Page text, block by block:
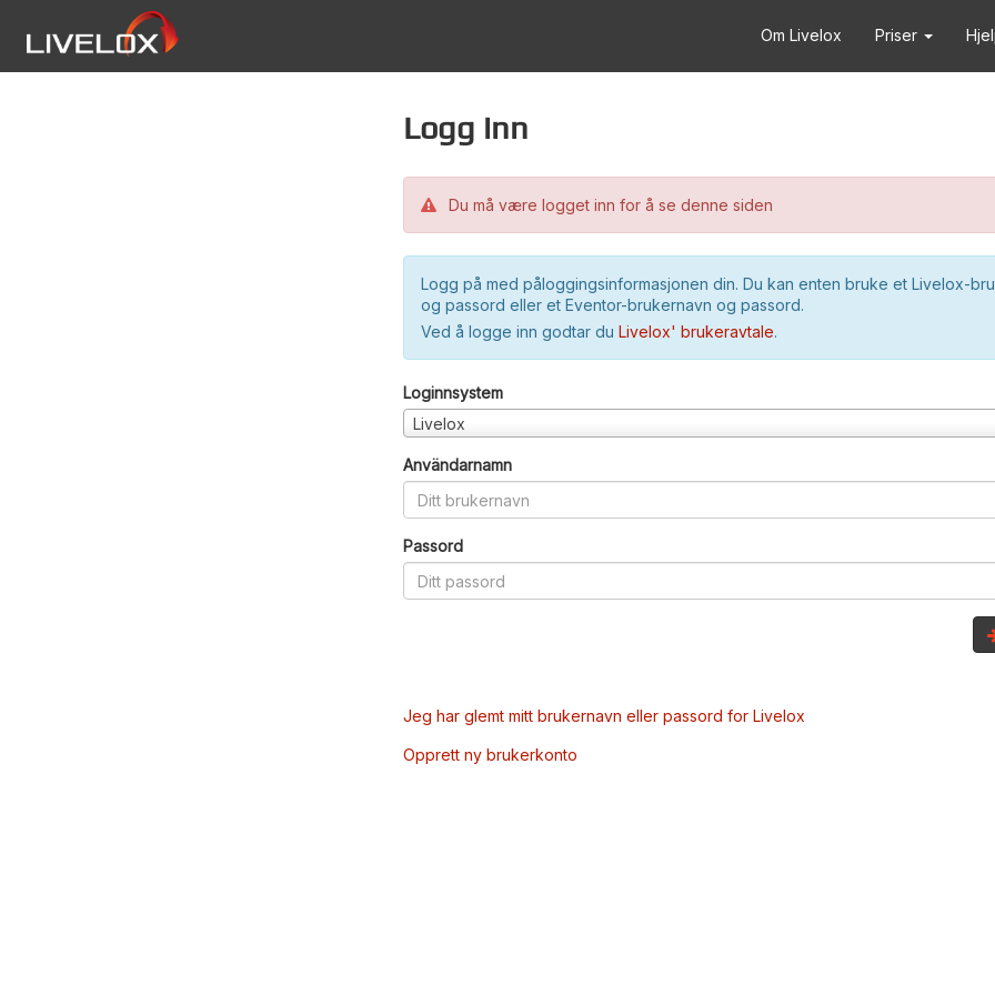
Om Livelox Priser
Logg inn
Du må være logget inn for å se denne siden
Logg på med påloggingsinformasjonen din. Du kan enten bruke et Livelox-
og passord eller et Eventor-brukernavn og passord.
Ved å logge inn godtar du Livelox' brukeravtale.
Loginnsystem
Livelox
Användarnamn
Passord
Jeg har glemt mitt brukernavn eller passord for Livelox
Opprett ny brukerkonto